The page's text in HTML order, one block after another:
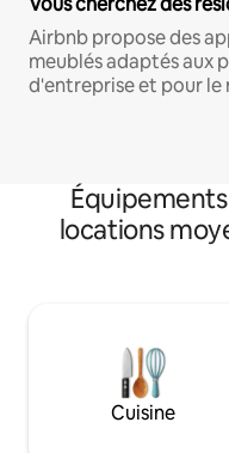
Airbnb propose des
meublés adaptés aux
d'entreprise et pour le
locations
Cuisine